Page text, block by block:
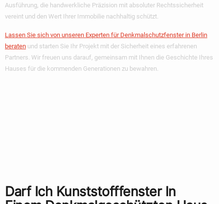
Ausführung, die handwerkliche Präzision mit absoluter Rechtssicherheit
vereint und den Wert Ihrer Immobilie nachhaltig schützt.
Lassen Sie sich von unseren Experten für Denkmalschutzfenster in Berlin
beraten und starten Sie Ihr Projekt mit der Sicherheit eines erfahrenen
Partners. Wir freuen uns darauf, gemeinsam mit Ihnen die Geschichte Ihres
Hauses für die kommenden Generationen zu bewahren.
Darf Ich Kunststofffenster In